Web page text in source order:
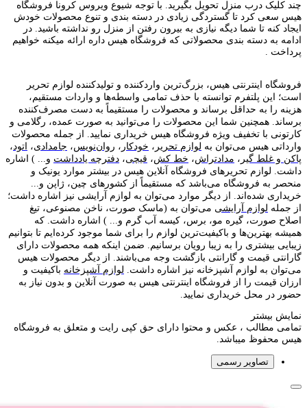
چند کلیک درب منزل تحویل بگیرید. با توجه شیوع ویروس کرونا فروشگاه
هیس سعی کرد تا گستردگی زیادی در دسته بندی و تنوع محصولات خودش
ایجاد کنه تا شما دیگه نیازی به بیرون رفتن از منزل رو نداشته باشید. در
ادامه به دسته بندی محصولاتی که فروشگاه هیس داره ارائه میکنه خواهیم
پرداخت .
فروشگاه اینترنتی هیس، بزرگ‌ترین وارد‌کننده و تولید‌کننده لوازم تحریر
است؛ این پلتفرم توانسته با حذف تمامی واسطه‌ها و واردات مستقیم،
هزینه را به حداقل برساند و محصولات را مستقیماً به دست مصرف‌کننده
برساند. همچنین شما این محصولات را می‌توانید به صورت عمده، رگلامی و
کارتونی با تخفیف ویژه فروشگاه هیس خریداری نمایید. از جمله محصولات
وارداتی هیس می‌توان به لوازم تحریر ، خودکار ، روان‌نویس، جامدادی، اتود ،
پاکن و غلط گیر ، مدادتراش، خط کش، قیچی، دفترچه یادداشت و... ) اشاره
داشت. لوازم تحریر‌های فروشگاه آنلاین هیس در بیشتر موارد یونیک و
منحصر به فروشگاه می‌باشد که مستقیماً از کشور‌های چین، ژاپن و...
خریداری شده‌اند. از دیگر موارد می‌توان به لوازم آرایشی نیز اشاره داشت؛
از جمله لوازم آرایشی می‌توان به (ماسک صورت، ناخن مصنوعی، تیغ
اصلاح صورت، گیره مو، برس، کیسه آب گرم و... ) اشاره داشت. که
همیشه بهترین‌ها و باکیفیت‌ترین لوازم را برای شما موجود کرده‌ایم تا بتوانیم
زیبایی بیشتری را به زیبا رویان برسانیم. ضمن اینکه همه محصولات دارای
گارانتی قیمت و گارانتی بازگشت وجه می‌باشند. از دیگر محصولات هیس
می‌توان به لوازم آشپزخانه نیز اشاره داشت. لوازم آشپزخانه باکیفیت و
ارزان قیمت را از فروشگاه اینترنتی هیس به صورت آنلاین و بدون نیاز به
حضور در محل خریداری نمایید.
نمایش بیشتر
تمامی مطالب ، عکس و محتوا دارای حق کپی رایت و متعلق به فروشگاه
هیس محفوظ میباشد.
تصاویر رسمی